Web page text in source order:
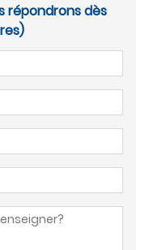
répondrons dès